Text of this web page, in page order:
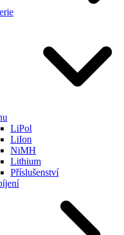
LiPol
LiIon
NiMH
Lithium
Příslušenství